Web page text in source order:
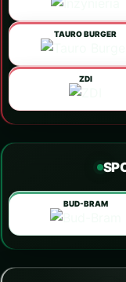
TAURO BURGER
ZDI
BUD-BRAM